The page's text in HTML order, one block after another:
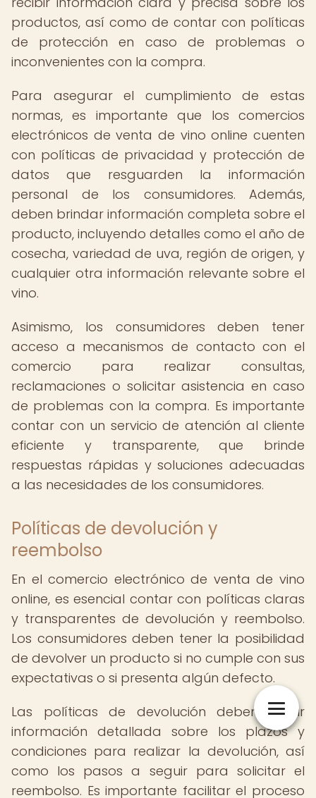
productos, así como de contar con políticas
de protección en caso de problemas o
inconvenientes con la compra.
Para asegurar el cumplimiento de estas
normas, es importante que los comercios
electrónicos de venta de vino online cuenten
con políticas de privacidad y protección de
datos que resguarden la información
personal de los consumidores. Además,
deben brindar información completa sobre el
producto, incluyendo detalles como el año de
cosecha, variedad de uva, región de origen, y
cualquier otra información relevante sobre el
vino.
Asimismo, los consumidores deben tener
acceso a mecanismos de contacto con el
comercio para realizar consultas,
reclamaciones o solicitar asistencia en caso
de problemas con la compra. Es importante
contar con un servicio de atención al cliente
eficiente y transparente, que brinde
respuestas rápidas y soluciones adecuadas
a las necesidades de los consumidores.
Políticas de devolución y
reembolso
En el comercio electrónico de venta de vino
online, es esencial contar con políticas claras
y transparentes de devolución y reembolso.
Los consumidores deben tener la posibilidad
de devolver un producto si no cumple con sus
expectativas o si presenta algún defecto.
Las políticas de devolución deben incluir
información detallada sobre los plazos y
condiciones para realizar la devolución, así
como los pasos a seguir para solicitar el
reembolso. Es importante facilitar el proceso